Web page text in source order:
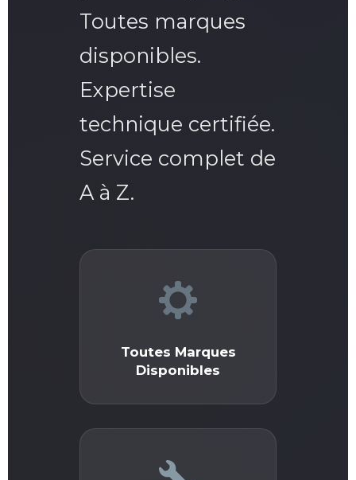
Toutes marques
disponibles.
Expertise
technique certifiée.
Service complet de
A à Z.
Toutes Marques
Disponibles